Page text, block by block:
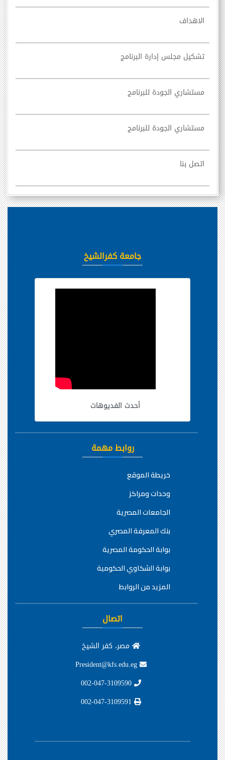
الاهداف
تشكيل مجلس إدارة البرنامج
مستشاري الجودة للبرنامج
مستشاري الجودة للبرنامج
اتصل بنا
جامعة كفرالشيخ
أحدث الفديوهات
روابط مهمة
خريطة الموقع
وحدات ومراكز
الجامعات المصرية
بنك المعرفة المصري
بوابة الحكومة المصرية
بوابة الشكاوي الحكومية
المزيد من الروابط
اتصال
مصر، كفر الشيخ